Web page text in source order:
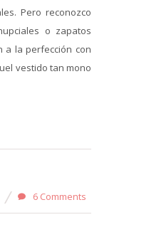
Pero reconozco
o zapatos
a la perfección con
vestido tan mono
6 Comments